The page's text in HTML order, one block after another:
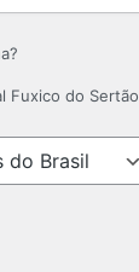
Fuxico do Sertão